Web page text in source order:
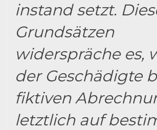
instand setzt.
Grundsätzen
widerspräche es,
der Geschädigte
fiktiven
letztlich auf